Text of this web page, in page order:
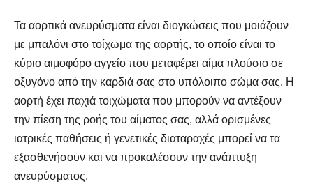
Τα αορτικά ανευρύσματα είναι διογκώσεις που μοιάζουν
με μπαλόνι στο τοίχωμα της αορτής, το οποίο είναι το
κύριο αιμοφόρο αγγείο που μεταφέρει αίμα πλούσιο σε
οξυγόνο από την καρδιά σας στο υπόλοιπο σώμα σας. Η
αορτή έχει παχιά τοιχώματα που μπορούν να αντέξουν
την πίεση της ροής του αίματος σας, αλλά ορισμένες
ιατρικές παθήσεις ή γενετικές διαταραχές μπορεί να τα
εξασθενήσουν και να προκαλέσουν την ανάπτυξη
ανευρύσματος.